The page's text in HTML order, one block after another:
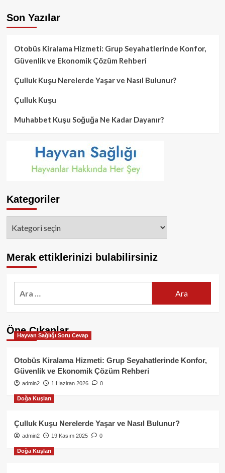
Son Yazılar
Otobüs Kiralama Hizmeti: Grup Seyahatlerinde Konfor,
Güvenlik ve Ekonomik Çözüm Rehberi
Çulluk Kuşu Nerelerde Yaşar ve Nasıl Bulunur?
Çulluk Kuşu
Muhabbet Kuşu Soğuğa Ne Kadar Dayanır?
Kategoriler
Merak ettiklerinizi bulabilirsiniz
Öne Çıkanlar
Hayvan Sağlığı Soru Cevap
Otobüs Kiralama Hizmeti: Grup Seyahatlerinde Konfor,
Güvenlik ve Ekonomik Çözüm Rehberi
admin2 1 Haziran 2026 0
Doğa Kuşları
Çulluk Kuşu Nerelerde Yaşar ve Nasıl Bulunur?
admin2 19 Kasım 2025 0
Doğa Kuşları